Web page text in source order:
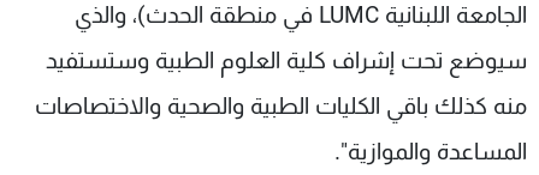
الجامعة اللبنانية LUMC في منطقة الحدث)، والذي
سيوضع تحت إشراف كلية العلوم الطبية وستستفيد
منه كذلك باقي الكليات الطبية والصحية والاختصاصات
المساعدة والموازية".